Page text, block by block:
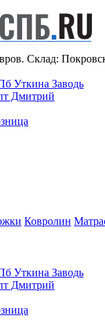
Склад:
Уткина Заводь
Дмитрий
Ковролин
Уткина Заводь
Дмитрий